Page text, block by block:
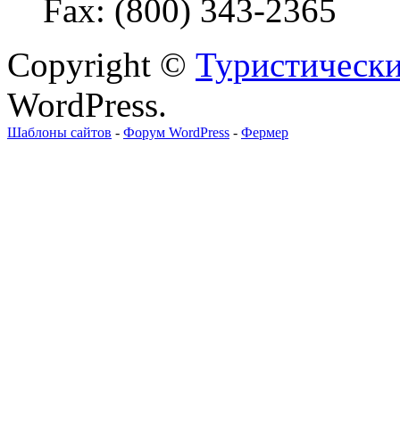
Fax: (800) 343-2365
Copyright ©
WordPress.
Шаблоны сайтов - Форум WordPress - Фермер